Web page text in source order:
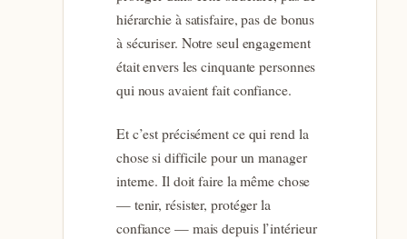
hiérarchie à satisfaire, pas de bonus
à sécuriser. Notre seul engagement
était envers les cinquante personnes
qui nous avaient fait confiance.
Et c’est précisément ce qui rend la
chose si difficile pour un manager
interne. Il doit faire la même chose
— tenir, résister, protéger la
confiance — mais depuis l’intérieur